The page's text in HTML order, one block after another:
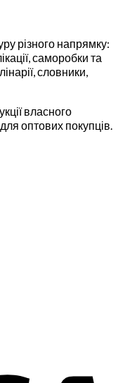
різного напрямку:
саморобки та
словники,
власного
оптових покупців.